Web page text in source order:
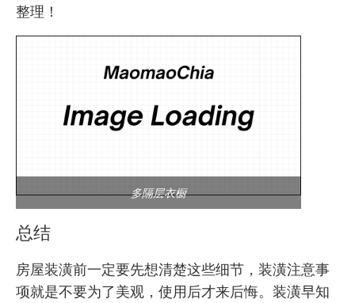
整理！
多隔层衣橱
总结
房屋装潢前一定要先想清楚这些细节，装潢注意事
项就是不要为了美观，使用后才来后悔。装潢早知